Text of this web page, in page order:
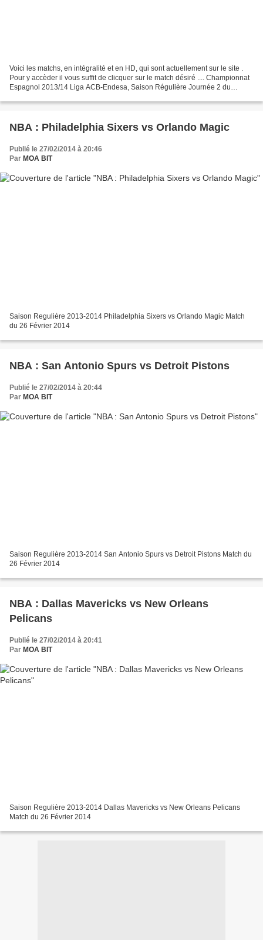
Voici les matchs, en intégralité et en HD, qui sont actuellement sur le site .
Pour y accèder il vous suffit de clicquer sur le match désiré .... Championnat
Espagnol 2013/14 Liga ACB-Endesa, Saison Régulière Journée 2 du
NBA : Philadelphia Sixers vs Orlando Magic
Publié le 27/02/2014 à 20:46
Par MOA BIT
Saison Regulière 2013-2014 Philadelphia Sixers vs Orlando Magic Match
du 26 Février 2014
NBA : San Antonio Spurs vs Detroit Pistons
Publié le 27/02/2014 à 20:44
Par MOA BIT
Saison Regulière 2013-2014 San Antonio Spurs vs Detroit Pistons Match du
26 Février 2014
NBA : Dallas Mavericks vs New Orleans
Pelicans
Publié le 27/02/2014 à 20:41
Par MOA BIT
Saison Regulière 2013-2014 Dallas Mavericks vs New Orleans Pelicans
Match du 26 Février 2014